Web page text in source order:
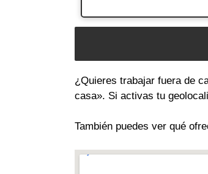
¿Quieres trabajar fuera de
casa». Si activas tu
También puedes ver qué